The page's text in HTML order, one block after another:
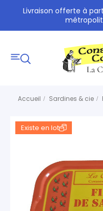
Livraison offerte à
Accueil Sardines & cie
Existe en lot